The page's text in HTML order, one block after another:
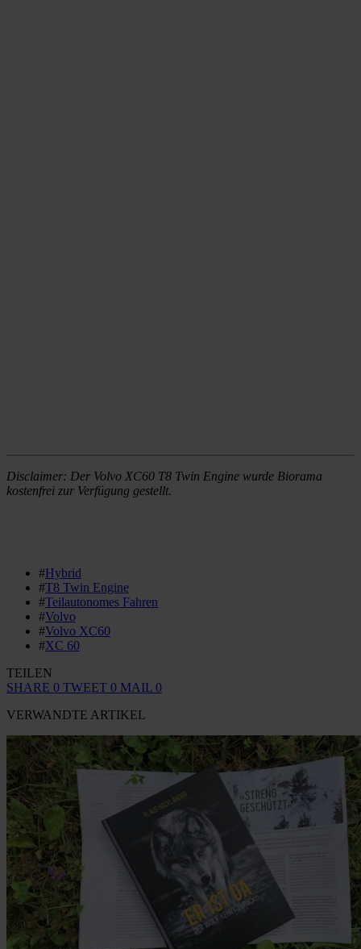
Disclaimer: Der Volvo XC60 T8 Twin Engine wurde Biorama
kostenfrei zur Verfügung gestellt.
#Hybrid
#T8 Twin Engine
#Teilautonomes Fahren
#Volvo
#Volvo XC60
#XC 60
TEILEN
SHARE 0 TWEET 0 MAIL 0
VERWANDTE ARTIKEL